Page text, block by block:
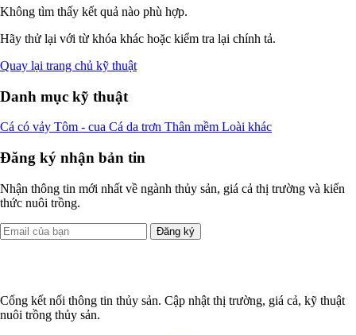
Không tìm thấy kết quả nào phù hợp.
Hãy thử lại với từ khóa khác hoặc kiểm tra lại chính tả.
Quay lại trang chủ kỹ thuật
Danh mục kỹ thuật
Cá có vảy Tôm - cua Cá da trơn Thân mềm Loài khác
Đăng ký nhận bản tin
Nhận thông tin mới nhất về ngành thủy sản, giá cả thị trường và kiến
thức nuôi trồng.
Đăng ký
Cổng kết nối thông tin thủy sản. Cập nhật thị trường, giá cả, kỹ thuật
nuôi trồng thủy sản.